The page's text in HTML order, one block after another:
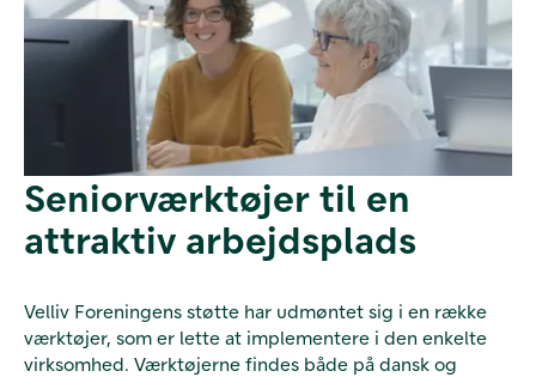
Seniorværktøjer til en
attraktiv arbejdsplads
Velliv Foreningens støtte har udmøntet sig i en række
værktøjer, som er lette at implementere i den enkelte
virksomhed. Værktøjerne findes både på dansk og